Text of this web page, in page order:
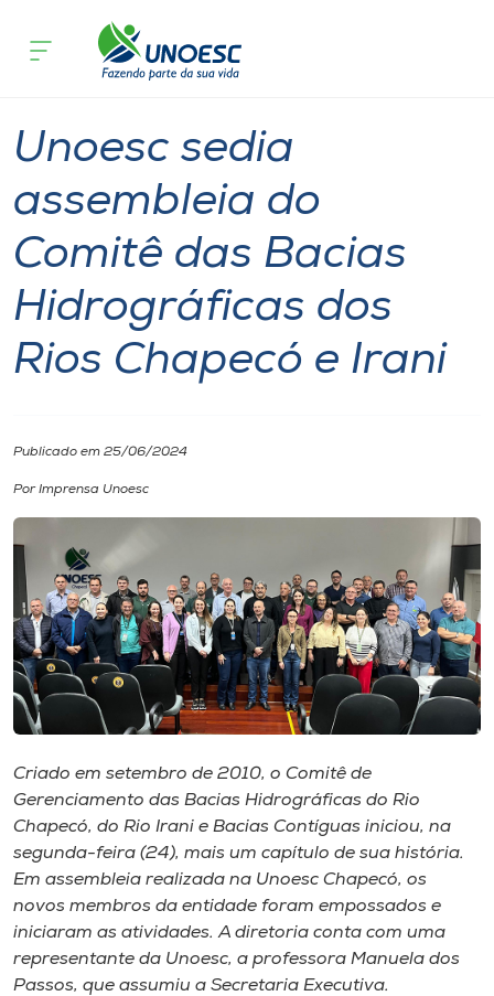
Cursos
Atendimento ao Estudante
Portal de Ensino
Internacionalização
I.nova
Diplomados
Cultura
CPA
Biblioteca
Editora
Rádio
Unoesc sedia
assembleia do
Comitê das Bacias
Hidrográficas dos
Rios Chapecó e Irani
Publicado em 25/06/2024
Por Imprensa Unoesc
Criado em setembro de 2010, o Comitê de
Gerenciamento das Bacias Hidrográficas do Rio
Chapecó, do Rio Irani e Bacias Contíguas iniciou, na
segunda-feira (24), mais um capítulo de sua história.
Em assembleia realizada na Unoesc Chapecó, os
novos membros da entidade foram empossados e
iniciaram as atividades. A diretoria conta com uma
representante da Unoesc, a professora Manuela dos
Passos, que assumiu a Secretaria Executiva.